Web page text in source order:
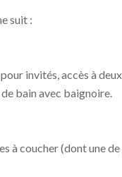
suit :
invités, accès à
bain avec baignoire.
à coucher (dont une